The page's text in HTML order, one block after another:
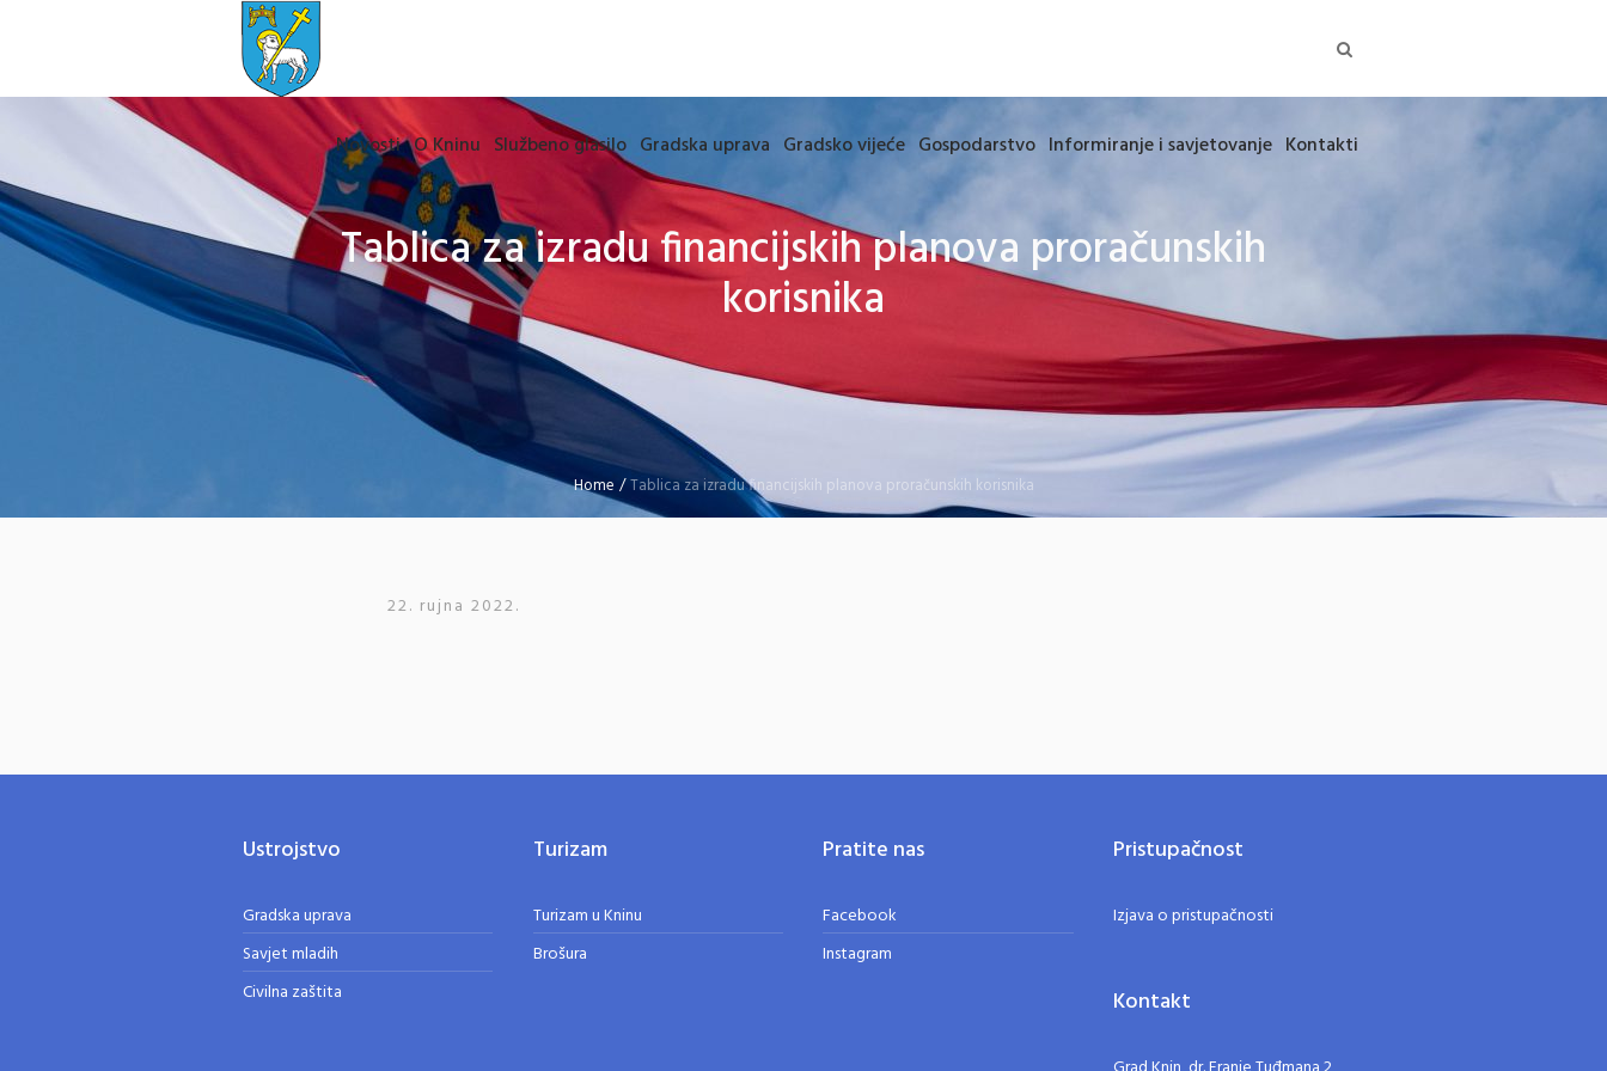
Novosti O Kninu Službeno glasilo Gradska uprava Gradsko vijeće Gospodarstvo Informiranje i savjetovanje Kontakti
Tablica za izradu financijskih planova proračunskih
korisnika
Home /Tablica za izradu financijskih planova proračunskih korisnika
22. rujna 2022.
Ustrojstvo
Gradska uprava
Savjet mladih
Civilna zaštita
Turizam
Turizam u Kninu
Brošura
Pratite nas
Facebook
Instagram
Pristupačnost
Izjava o pristupačnosti
Kontakt